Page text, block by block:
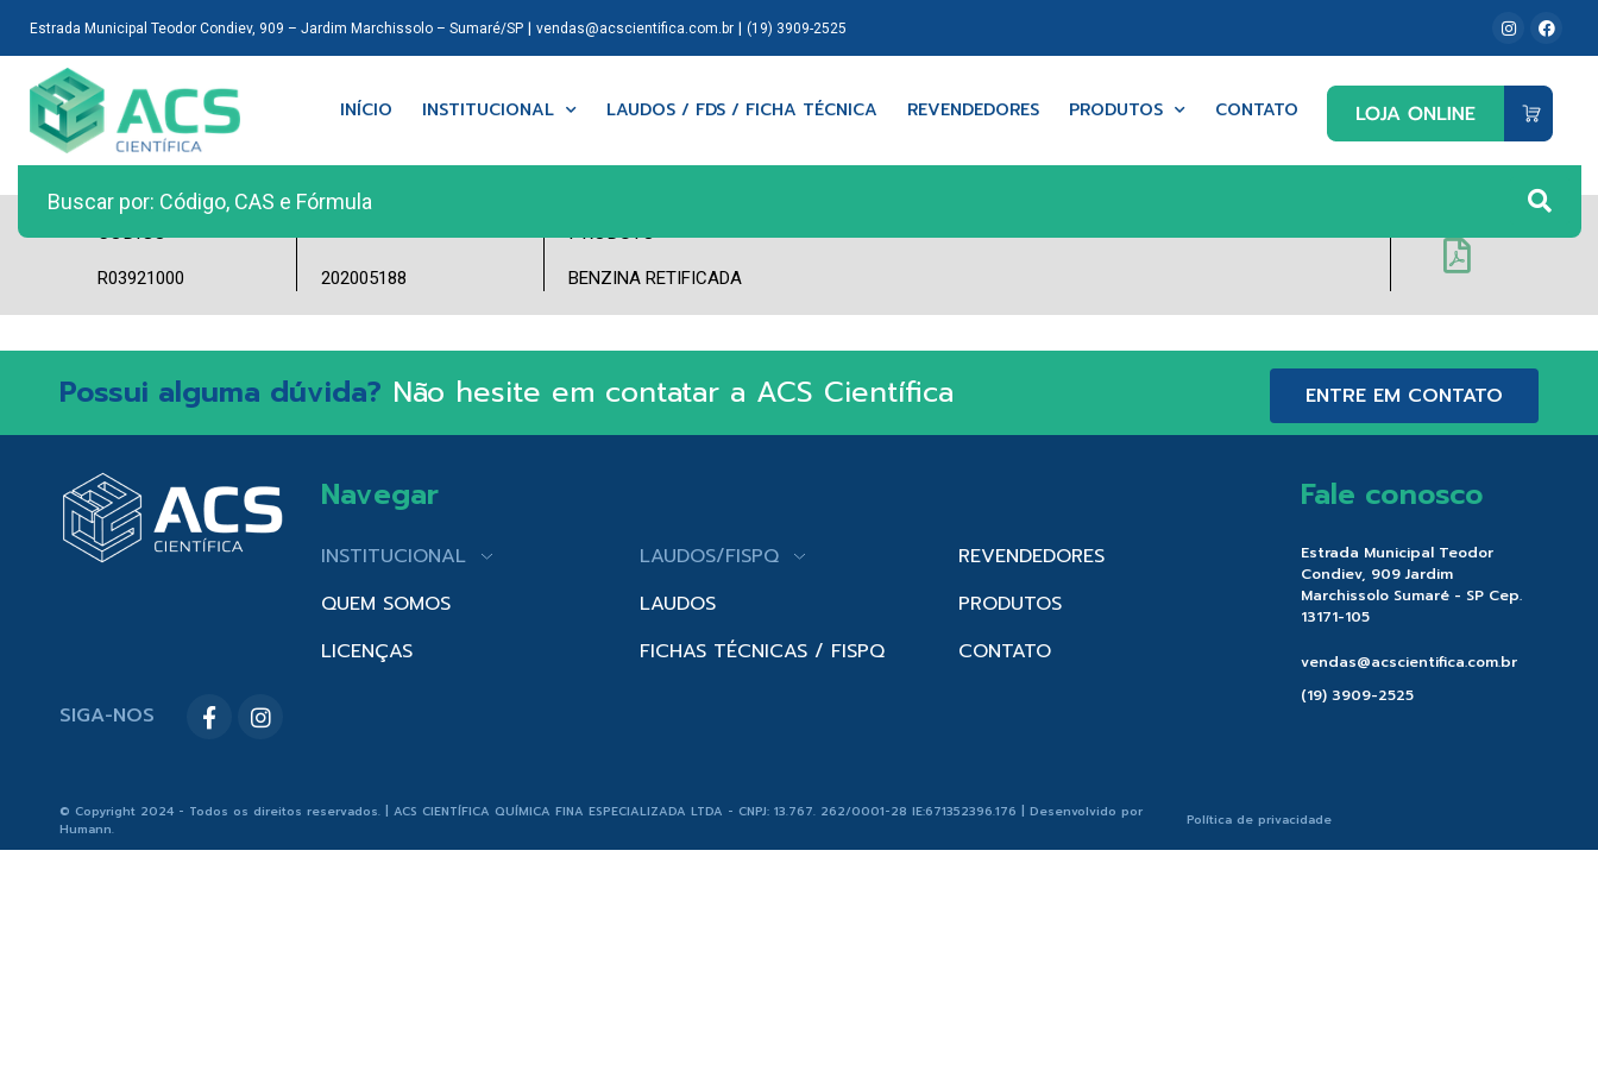
Estrada Municipal Teodor Condiev, 909 – Jardim Marchissolo – Sumaré/SP| vendas@acscientifica.com.br| (19) 3909-2525
INÍCIO INSTITUCIONAL LAUDOS / FDS / FICHA TÉCNICA REVENDEDORES PRODUTOS CONTATO
R03921000 202005188 BENZINA RETIFICADA
Possui alguma dúvida? Não hesite em contatar a ACS Científica ENTRE EM CONTATO
SIGA-NOS
Navegar
INSTITUCIONAL
QUEM SOMOS
LICENÇAS
LAUDOS/FISPQ
LAUDOS
FICHAS TÉCNICAS / FISPQ
REVENDEDORES
PRODUTOS
CONTATO
Fale conosco
Estrada Municipal Teodor
Condiev, 909 Jardim
Marchissolo Sumaré - SP Cep.
13171-105
vendas@acscientifica.com.br
(19) 3909-2525
© Copyright 2024 - Todos os direitos reservados. | ACS CIENTÍFICA QUÍMICA FINA ESPECIALIZADA LTDA - CNPJ: 13.767. 262/0001-28 IE:671352396.176 | Desenvolvido por
Humann. Política de privacidade